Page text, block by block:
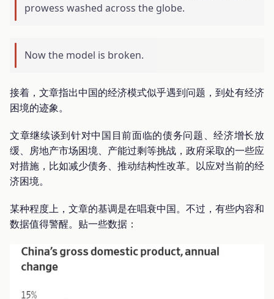
prowess washed across the globe.
Now the model is broken.
接着，文章指出中国的经济模式似乎遇到问题，到处有经济
困境的迹象。
文章继续谈到针对中国目前面临的债务问题、经济增长放
缓、房地产市场困境、产能过剩等挑战，政府采取的一些应
对措施，比如减少债务、推动结构性改革。以应对当前的经
济困境。
某种程度上，文章的基调是在唱衰中国。不过，有些内容和
数据值得警醒。贴一些数据：